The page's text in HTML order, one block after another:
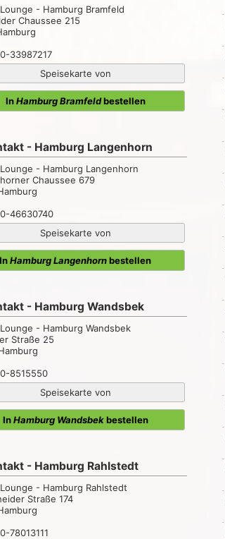
- Hamburg Bramfeld
Chaussee 215
33987217
Speisekarte von
InHamburg Bramfeldbestellen
- Hamburg Langenhorn
- Hamburg Langenhorn
Chaussee 679
46630740
Speisekarte von
InHamburg Langenhornbestellen
- Hamburg Wandsbek
- Hamburg Wandsbek
Straße 25
8515550
Speisekarte von
InHamburg Wandsbekbestellen
- Hamburg Rahlstedt
- Hamburg Rahlstedt
Straße 174
78013111